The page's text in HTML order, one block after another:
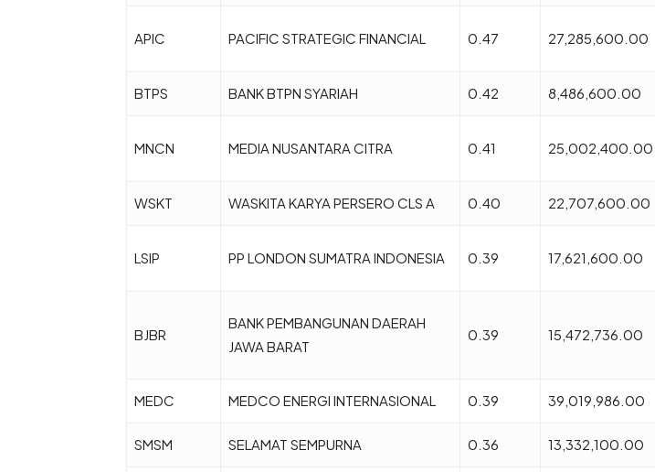
APIC PACIFIC STRATEGIC FINANCIAL 0.47 27,285,600.00
BTPS BANK BTPN SYARIAH 0.42 8,486,600.00
MNCN MEDIA NUSANTARA CITRA 0.41 25,002,400.00
WSKT WASKITA KARYA PERSERO CLS A 0.40 22,707,600.00
LSIP PP LONDON SUMATRA INDONESIA 0.39 17,621,600.00
BJBR
BANK PEMBANGUNAN DAERAH
JAWA BARAT
0.39 15,472,736.00
MEDC MEDCO ENERGI INTERNASIONAL 0.39 39,019,986.00
SMSM SELAMAT SEMPURNA 0.36 13,332,100.00